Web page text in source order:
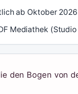
ab Oktober
Mediathek
den Bogen von